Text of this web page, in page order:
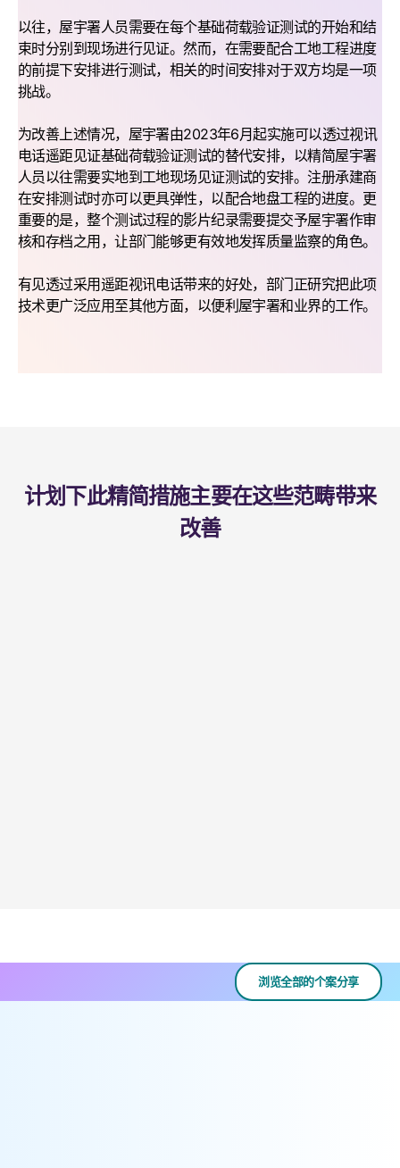
以往，屋宇署人员需要在每个基础荷载验证测试的开始和结
束时分别到现场进行见证。然而，在需要配合工地工程进度
的前提下安排进行测试，相关的时间安排对于双方均是一项
挑战。
为改善上述情况，屋宇署由2023年6月起实施可以透过视讯
电话遥距见证基础荷载验证测试的替代安排，以精简屋宇署
人员以往需要实地到工地现场见证测试的安排。注册承建商
在安排测试时亦可以更具弹性，以配合地盘工程的进度。更
重要的是，整个测试过程的影片纪录需要提交予屋宇署作审
核和存档之用，让部门能够更有效地发挥质量监察的角色。
有见透过采用遥距视讯电话带来的好处，部门正研究把此项
技术更广泛应用至其他方面，以便利屋宇署和业界的工作。
计划下此精简措施主要在这些范畴带来
改善
浏览全部的个案分享